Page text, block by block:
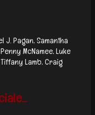
J. Pagan, Samantha
McNamee, Luke
Lamb, Craig